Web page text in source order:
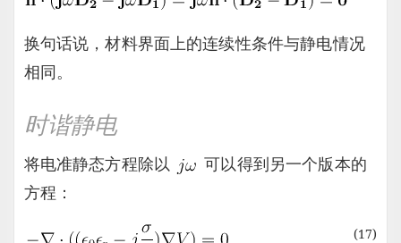
换句话说，材料界面上的连续性条件与静电情况
相同。
时谐静电
将电准静态方程除以
可以得到另一个版本的
方程：
(17)